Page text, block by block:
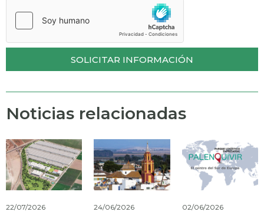
SOLICITAR INFORMACIÓN
Noticias relacionadas
22/07/2026 24/06/2026 02/06/2026